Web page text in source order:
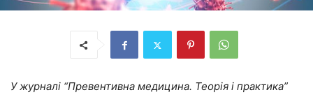
У журналі “Превентивна медицина. Теорія і практика”